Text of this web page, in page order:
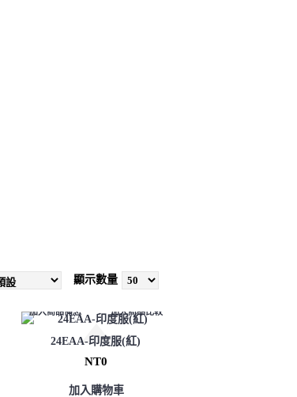
顯示數量
加入商品備忘 加入商品比較
24EAA-印度服(紅)
NT0
加入購物車